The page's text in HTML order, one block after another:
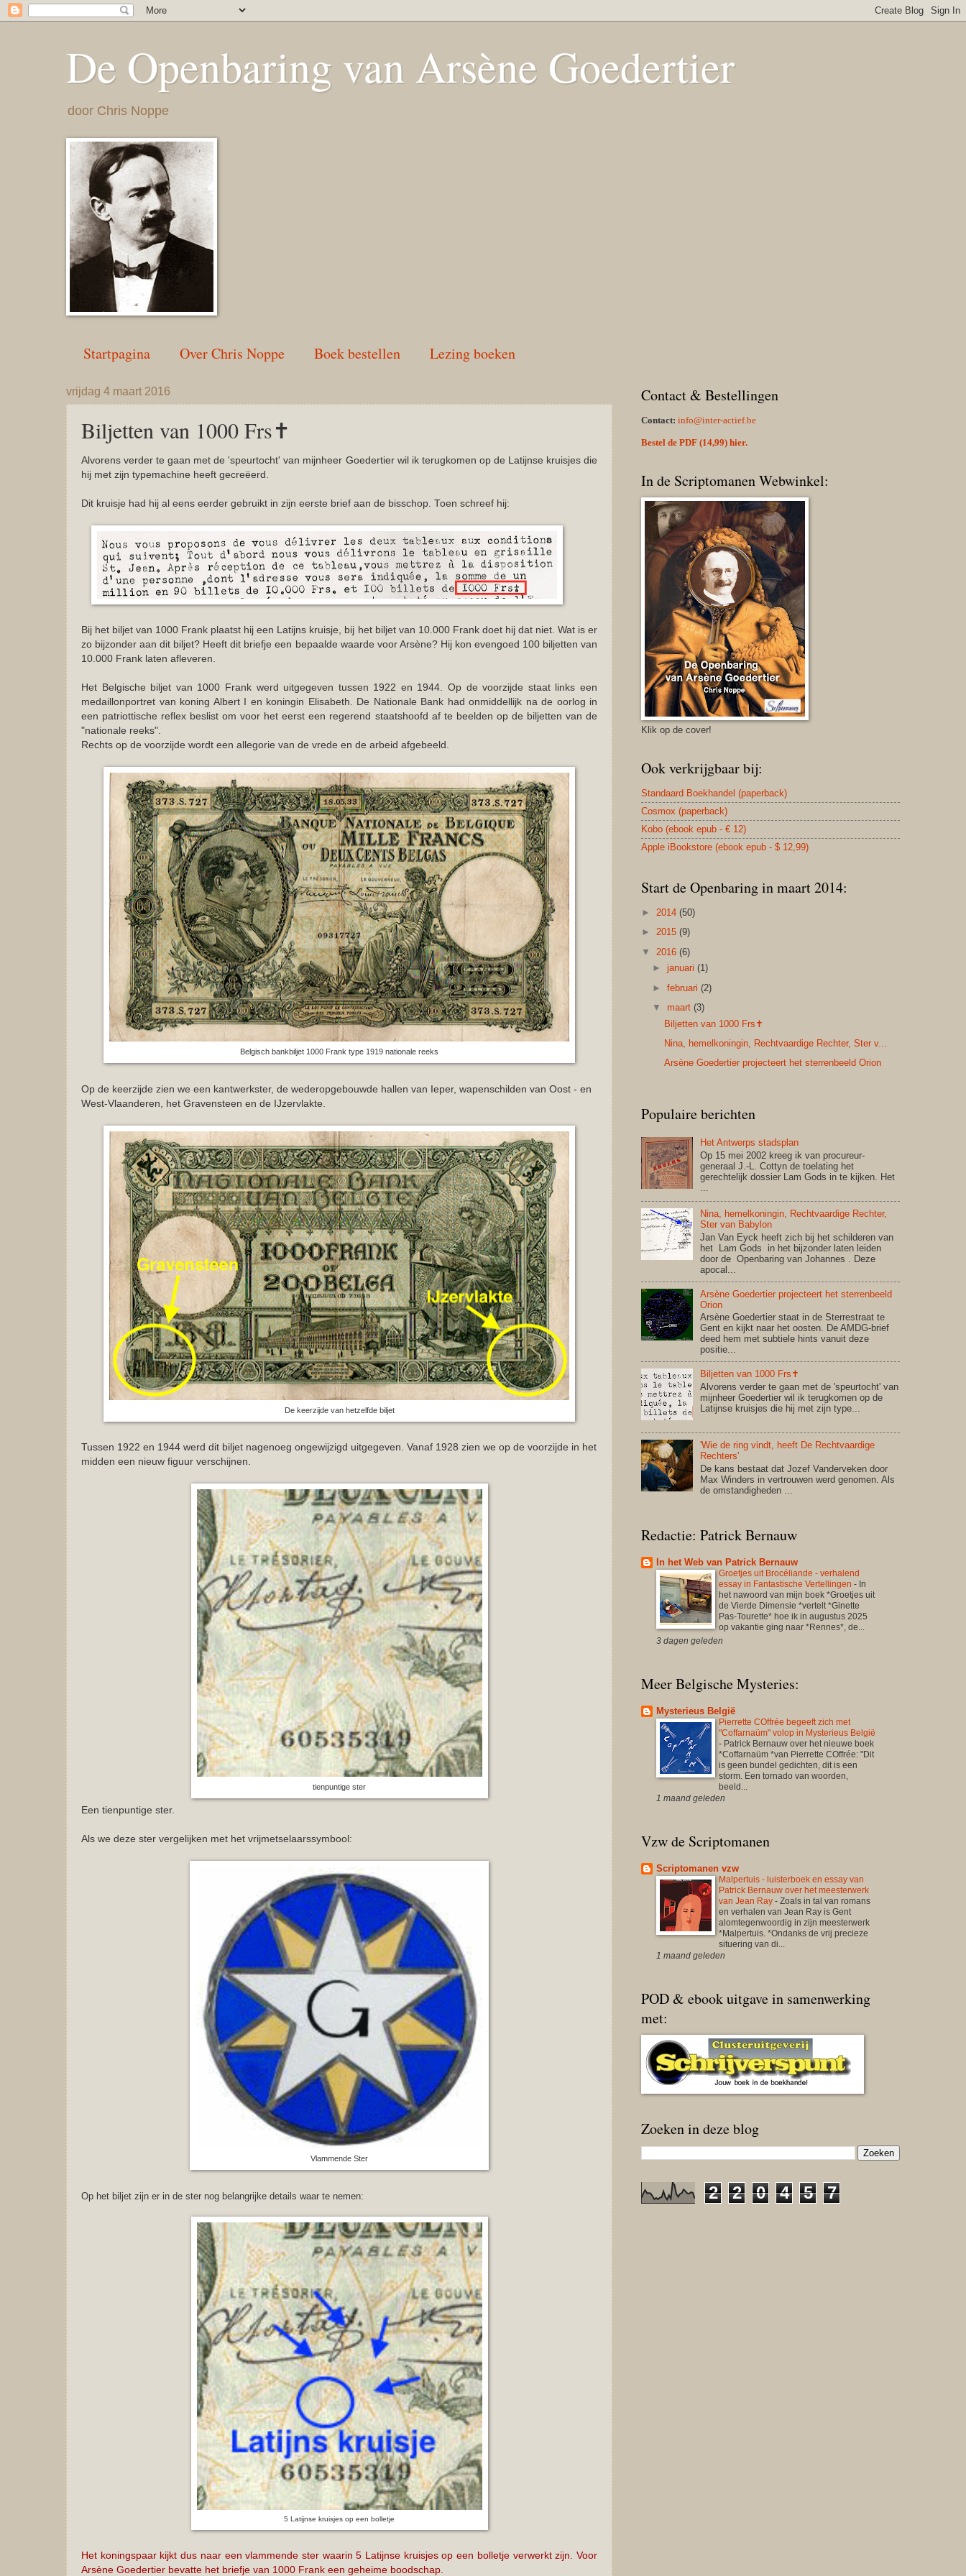
De Openbaring van Arsène Goedertier
door Chris Noppe
Startpagina Over Chris Noppe Boek bestellen Lezing boeken
vrijdag 4 maart 2016
Biljetten van 1000 Frs✝
Alvorens verder te gaan met de 'speurtocht' van mijnheer Goedertier wil ik terugkomen op de Latijnse kruisjes die
hij met zijn typemachine heeft gecreëerd.
Dit kruisje had hij al eens eerder gebruikt in zijn eerste brief aan de bisschop. Toen schreef hij:
Bij het biljet van 1000 Frank plaatst hij een Latijns kruisje, bij het biljet van 10.000 Frank doet hij dat niet. Wat is er
zo bijzonder aan dit biljet? Heeft dit briefje een bepaalde waarde voor Arsène? Hij kon evengoed 100 biljetten van
10.000 Frank laten afleveren.
Het Belgische biljet van 1000 Frank werd uitgegeven tussen 1922 en 1944. Op de voorzijde staat links een
medaillonportret van koning Albert I en koningin Elisabeth. De Nationale Bank had onmiddellijk na de oorlog in
een patriottische reflex beslist om voor het eerst een regerend staatshoofd af te beelden op de biljetten van de
"nationale reeks".
Rechts op de voorzijde wordt een allegorie van de vrede en de arbeid afgebeeld.
Belgisch bankbiljet 1000 Frank type 1919 nationale reeks
Op de keerzijde zien we een kantwerkster, de wederopgebouwde hallen van Ieper, wapenschilden van Oost - en
West-Vlaanderen, het Gravensteen en de IJzervlakte.
De keerzijde van hetzelfde biljet
Tussen 1922 en 1944 werd dit biljet nagenoeg ongewijzigd uitgegeven. Vanaf 1928 zien we op de voorzijde in het
midden een nieuw figuur verschijnen.
tienpuntige ster
Een tienpuntige ster.
Als we deze ster vergelijken met het vrijmetselaarssymbool:
Vlammende Ster
Op het biljet zijn er in de ster nog belangrijke details waar te nemen:
5 Latijnse kruisjes op een bolletje
Het koningspaar kijkt dus naar een vlammende ster waarin 5 Latijnse kruisjes op een bolletje verwerkt zijn. Voor
Arsène Goedertier bevatte het briefje van 1000 Frank een geheime boodschap.
Contact & Bestellingen
Contact: info@inter-actief.be
Bestel de PDF (14,99) hier.
In de Scriptomanen Webwinkel:
Klik op de cover!
Ook verkrijgbaar bij:
Standaard Boekhandel (paperback)
Cosmox (paperback)
Kobo (ebook epub - € 12)
Apple iBookstore (ebook epub - $ 12,99)
Start de Openbaring in maart 2014:
► 2014 (50)
► 2015 (9)
▼ 2016 (6)
► januari(1)
►februari(2)
▼ maart(3)
Biljetten van 1000 Frs✝
Nina, hemelkoningin, Rechtvaardige Rechter, Ster v...
Arsène Goedertier projecteert het sterrenbeeld Orion
Populaire berichten
Het Antwerps stadsplan
Op 15 mei 2002 kreeg ik van procureur-
generaal J.-L. Cottyn de toelating het
gerechtelijk dossier Lam Gods in te kijken. Het
Nina, hemelkoningin, Rechtvaardige Rechter,
Ster van Babylon
Jan Van Eyck heeft zich bij het schilderen van
het Lam Gods in het bijzonder laten leiden
door de Openbaring van Johannes . Deze
apocal...
Arsène Goedertier projecteert het sterrenbeeld
Orion
Arsène Goedertier staat in de Sterrestraat te
Gent en kijkt naar het oosten. De AMDG-brief
deed hem met subtiele hints vanuit deze
positie...
Biljetten van 1000 Frs✝
Alvorens verder te gaan met de 'speurtocht' van
mijnheer Goedertier wil ik terugkomen op de
Latijnse kruisjes die hij met zijn type...
'Wie de ring vindt, heeft De Rechtvaardige
Rechters'
De kans bestaat dat Jozef Vanderveken door
Max Winders in vertrouwen werd genomen. Als
de omstandigheden ...
Redactie: Patrick Bernauw
In het Web van Patrick Bernauw
Groetjes uit Brocéliande - verhalend
essay in Fantastische Vertellingen - In
het nawoord van mijn boek *Groetjes uit
de Vierde Dimensie *vertelt *Ginette
Pas-Tourette* hoe ik in augustus 2025
op vakantie ging naar *Rennes*, de...
3 dagen geleden
Meer Belgische Mysteries:
Mysterieus België
Pierrette COffrée begeeft zich met
"Coffarnaüm" volop in Mysterieus België
- Patrick Bernauw over het nieuwe boek
*Coffarnaüm *van Pierrette COffrée: "Dit
is geen bundel gedichten, dit is een
storm. Een tornado van woorden,
beeld...
1 maand geleden
Vzw de Scriptomanen
Scriptomanen vzw
Malpertuis - luisterboek en essay van
Patrick Bernauw over het meesterwerk
van Jean Ray - Zoals in tal van romans
en verhalen van Jean Ray is Gent
alomtegenwoordig in zijn meesterwerk
*Malpertuis. *Ondanks de vrij precieze
situering van di...
1 maand geleden
POD & ebook uitgave in samenwerking
met:
Zoeken in deze blog
2 2 0 4 5 7